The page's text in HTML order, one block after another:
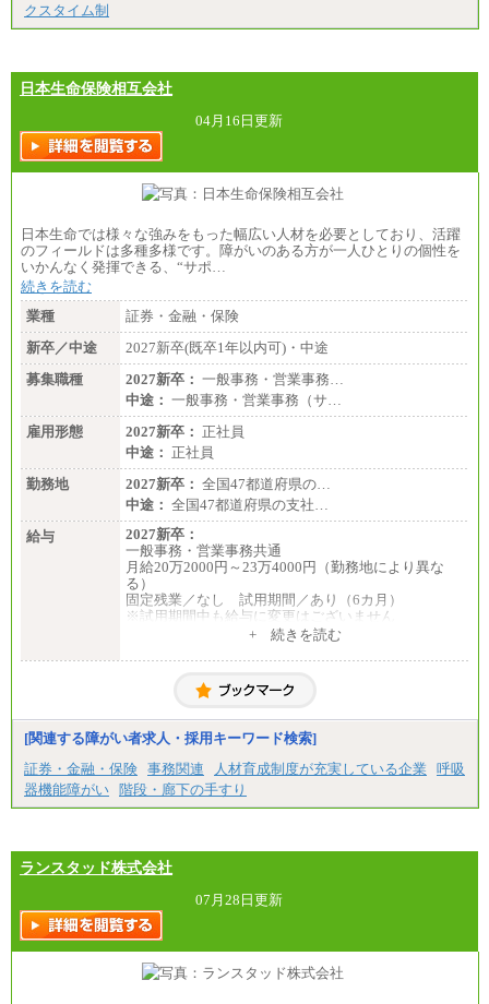
クスタイム制
日本生命保険相互会社
04月16日更新
日本生命では様々な強みをもった幅広い人材を必要としており、活躍
のフィールドは多種多様です。障がいのある方が一人ひとりの個性を
いかんなく発揮できる、“サポ…
続きを読む
業種
証券・金融・保険
新卒／中途
2027新卒(既卒1年以内可)・中途
募集職種
2027新卒： 一般事務・営業事務…
中途： 一般事務・営業事務（サ…
雇用形態
2027新卒： 正社員
中途： 正社員
勤務地
2027新卒： 全国47都道府県の…
中途： 全国47都道府県の支社…
給与
2027新卒：
一般事務・営業事務共通
月給20万2000円～23万4000円（勤務地により異な
る）
固定残業／なし 試用期間／あり（6カ月）
※試用期間中も給与に変更はございません
月給20万2000円～23万4000円（勤務地により異な
固定残業／なし 試用期間／あり（6か月）
+ 続きを読む
[関連する障がい者求人・採用キーワード検索]
証券・金融・保険 事務関連 人材育成制度が充実している企業
呼吸
器機能障がい 階段・廊下の手すり
ランスタッド株式会社
07月28日更新